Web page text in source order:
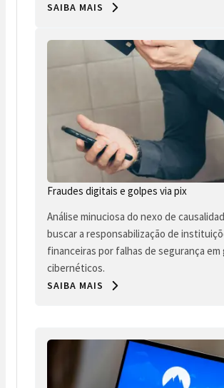
SAIBA MAIS
Fraudes digitais e golpes via pix
Análise minuciosa do nexo de
buscar a responsabilização de
financeiras por falhas de segurança em
cibernéticos.
SAIBA MAIS